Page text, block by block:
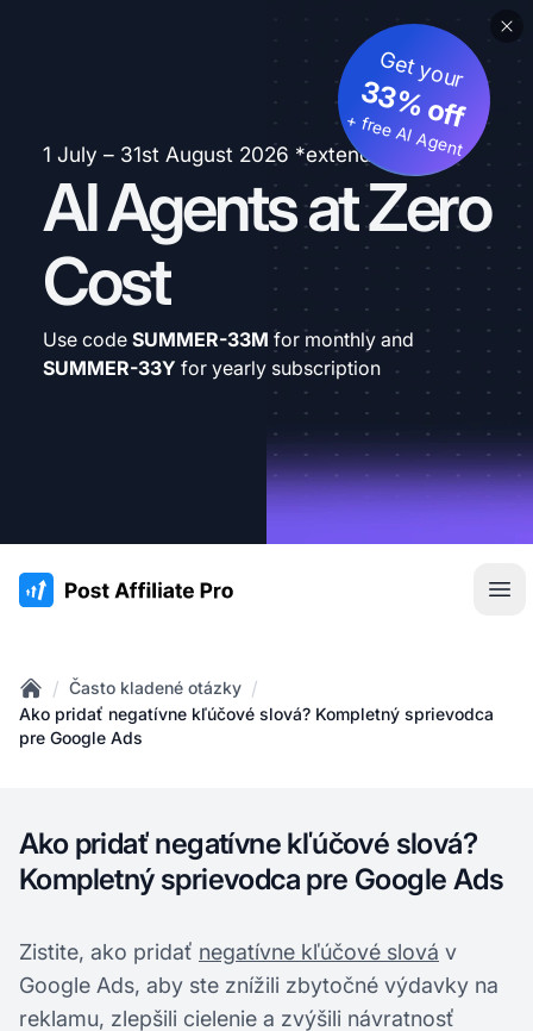
1 July – 31st August 2026 *extended
AI Agents at Zero
Cost
Get your
33% off
+ free AI Agent
Use code SUMMER-33M for monthly and
SUMMER-33Y for yearly subscription
:site.title
Home
/ Často kladené otázky /
Ako pridať negatívne kľúčové slová? Kompletný sprievodca
pre Google Ads
Ako pridať negatívne kľúčové slová?
Kompletný sprievodca pre Google Ads
Zistite, ako pridať negatívne kľúčové slová v
Google Ads, aby ste znížili zbytočné výdavky na
reklamu, zlepšili cielenie a zvýšili návratnosť